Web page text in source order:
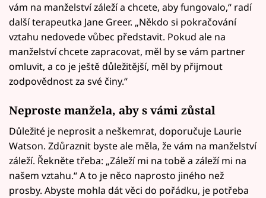
vám na manželství záleží a chcete, aby fungovalo,“ radí
další terapeutka Jane Greer. „Někdo si pokračování
vztahu nedovede vůbec představit. Pokud ale na
manželství chcete zapracovat, měl by se vám partner
omluvit, a co je ještě důležitější, měl by přijmout
zodpovědnost za své činy.“
Neproste manžela, aby s vámi zůstal
Důležité je neprosit a neškemrat, doporučuje Laurie
Watson. Zdůraznit byste ale měla, že vám na manželství
záleží. Řekněte třeba: „Záleží mi na tobě a záleží mi na
našem vztahu.“ A to je něco naprosto jiného než
prosby. Abyste mohla dát věci do pořádku, je potřeba